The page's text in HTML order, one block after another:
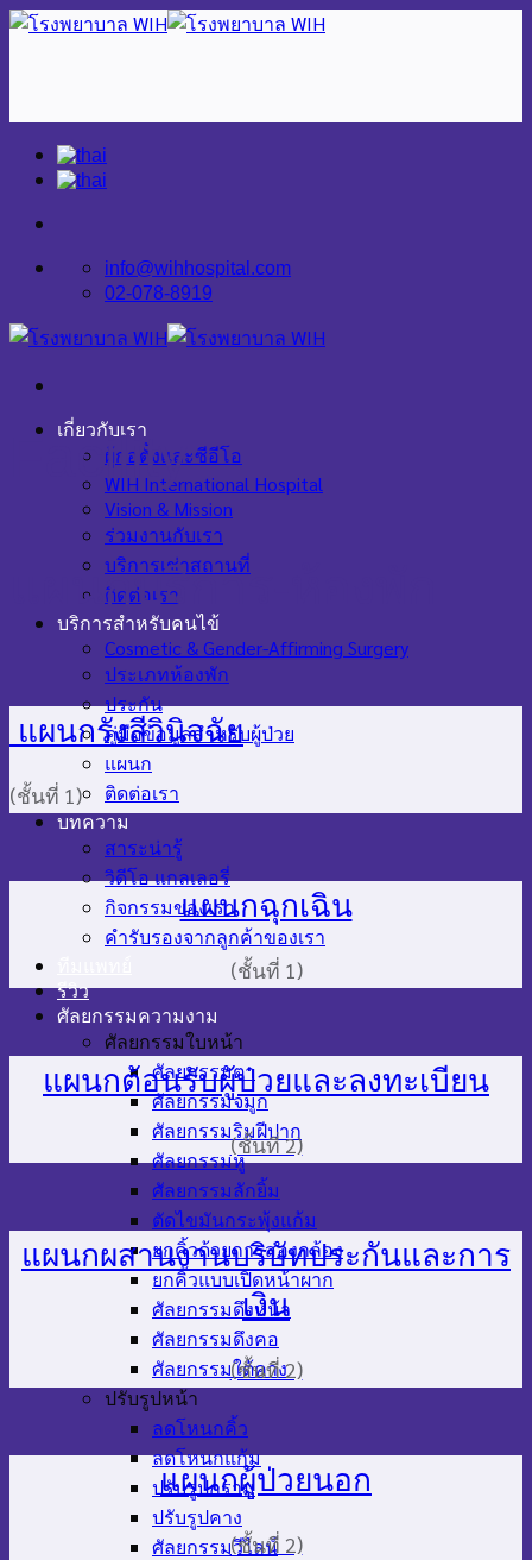
Skip
info@wihhospital.com
02-078-8919
เกี่ยวกับเรา
ผู้ก่อตั้งและซีอีโอ
WIH International Hospital
Vision & Mission
ร่วมงานกับเรา
บริการเช่าสถานที่
ติดต่อเรา
บริการสำหรับคนไข้
Cosmetic & Gender-Affirming Surgery
ประเภทห้องพัก
ประกัน
คู่มือข้อมูลสำหรับผู้ป่วย
แผนก
ติดต่อเรา
บทความ
สาระน่ารู้
วิดีโอ แกลเลอรี่
กิจกรรมของเรา
คำรับรองจากลูกค้าของเรา
รีวิว
ศัลยกรรมความงาม
ศัลยกรรมใบหน้า
ศัลยกรรมตา
ศัลยกรรมจมูก
ศัลยกรรมริมฝีปาก
ศัลยกรรมหู
ศัลยกรรมลักยิ้ม
ตัดไขมันกระพุ้งแก้ม
ยกคิ้วด้วยการส่องกล้อง
ยกคิ้วแบบเปิดหน้าผาก
ศัลยกรรมดึงหน้า
ศัลยกรรมดึงคอ
ศัลยกรรมใต้คาง
ปรับรูปหน้า
ลดโหนกคิ้ว
ลดโหนกแก้ม
ปรับรูปกราม
ปรับรูปคาง
ศัลยกรรมวีไลน์
Facility
แผนกบริการ-ห้องพัก
แผนกรังสีวินิจฉัย
(ชั้นที่ 1)
แผนกฉุกเฉิน
(ชั้นที่ 1)
แผนกต้อนรับผู้ป่วยและลงทะเบียน
(ชั้นที่ 2)
แผนกผสานงานบริษัทประกันและการ
เงิน
(ชั้นที่ 2)
แผนกผู้ป่วยนอก
(ชั้นที่ 2)